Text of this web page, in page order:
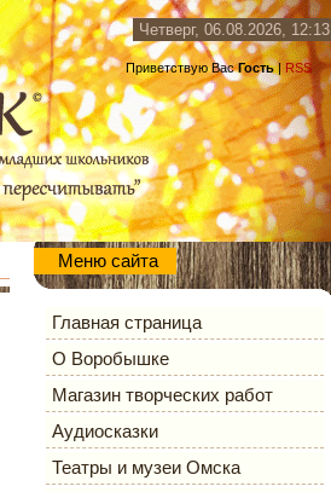
Четверг, 06.08.2026, 12:13
Приветствую Вас Гость|RSS
Меню сайта
Главная страница
О Воробышке
Магазин творческих работ
Аудиосказки
Театры и музеи Омска